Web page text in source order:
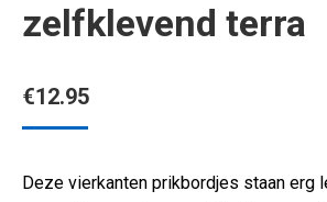
zelfklevend terra
€12.95
Deze vierkanten prikbordjes staan erg